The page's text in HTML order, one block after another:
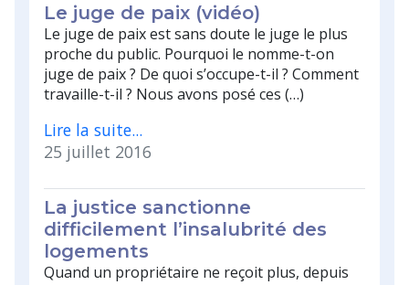
Le juge de paix (vidéo)
Le juge de paix est sans doute le juge le plus
proche du public. Pourquoi le nomme-t-on
juge de paix ? De quoi s’occupe-t-il ? Comment
travaille-t-il ? Nous avons posé ces (…)
Lire la suite...
25 juillet 2016
La justice sanctionne
difficilement l’insalubrité des
logements
Quand un propriétaire ne reçoit plus, depuis